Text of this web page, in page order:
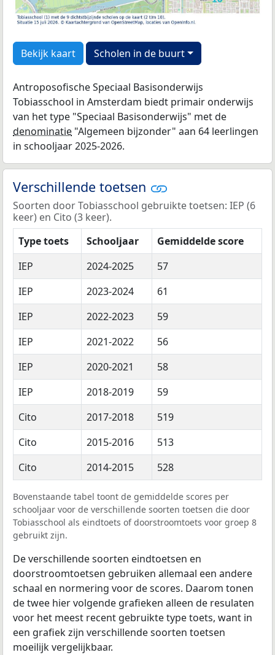
Bekijk kaart Scholen in de buurt
Antroposofische Speciaal Basisonderwijs
Tobiasschool in Amsterdam biedt primair onderwijs
van het type "Speciaal Basisonderwijs" met de
denominatie "Algemeen bijzonder" aan 64 leerlingen
in schooljaar 2025-2026.
Verschillende toetsen
Soorten door Tobiasschool gebruikte toetsen: IEP (6
keer) en Cito (3 keer).
Type toets
Schooljaar
Gemiddelde score
IEP
2024-2025
57
IEP
2023-2024
61
IEP
2022-2023
59
IEP
2021-2022
56
IEP
2020-2021
58
IEP
2018-2019
59
Cito
2017-2018
519
Cito
2015-2016
513
Cito
2014-2015 528
Bovenstaande tabel toont de gemiddelde scores per
schooljaar voor de verschillende soorten toetsen die door
Tobiasschool als eindtoets of doorstroomtoets voor groep 8
gebruikt zijn.
De verschillende soorten eindtoetsen en
doorstroomtoetsen gebruiken allemaal een andere
schaal en normering voor de scores. Daarom tonen
de twee hier volgende grafieken alleen de resulaten
voor het meest recent gebruikte type toets, want in
een grafiek zijn verschillende soorten toetsen
moeilijk vergelijkbaar.